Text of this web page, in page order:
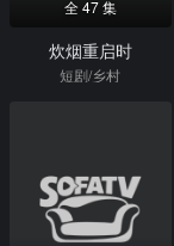
全 47 集
炊烟重启时
短剧/乡村